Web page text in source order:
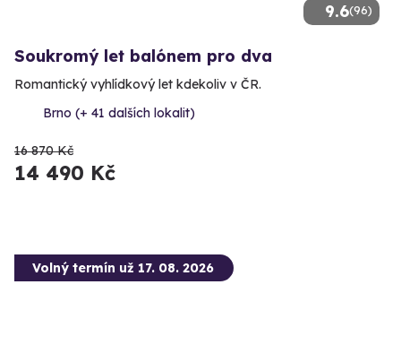
9.6(96)
Soukromý let balónem pro dva
Romantický vyhlídkový let kdekoliv v ČR.
Brno (+ 41 dalších lokalit)
16 870 Kč
14 490 Kč
Volný termín už 17. 08. 2026